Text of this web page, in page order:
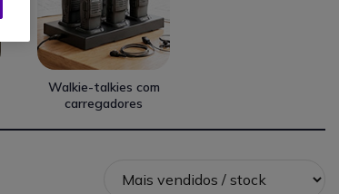
Walkie-talkies com
carregadores